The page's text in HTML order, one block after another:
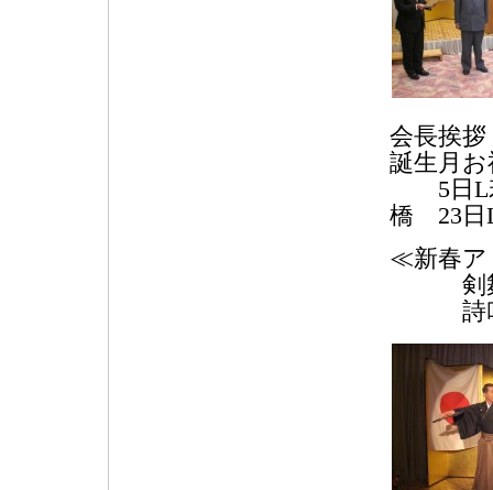
会長挨
誕生
5日L
橋 23日
≪新春
剣舞
詩吟